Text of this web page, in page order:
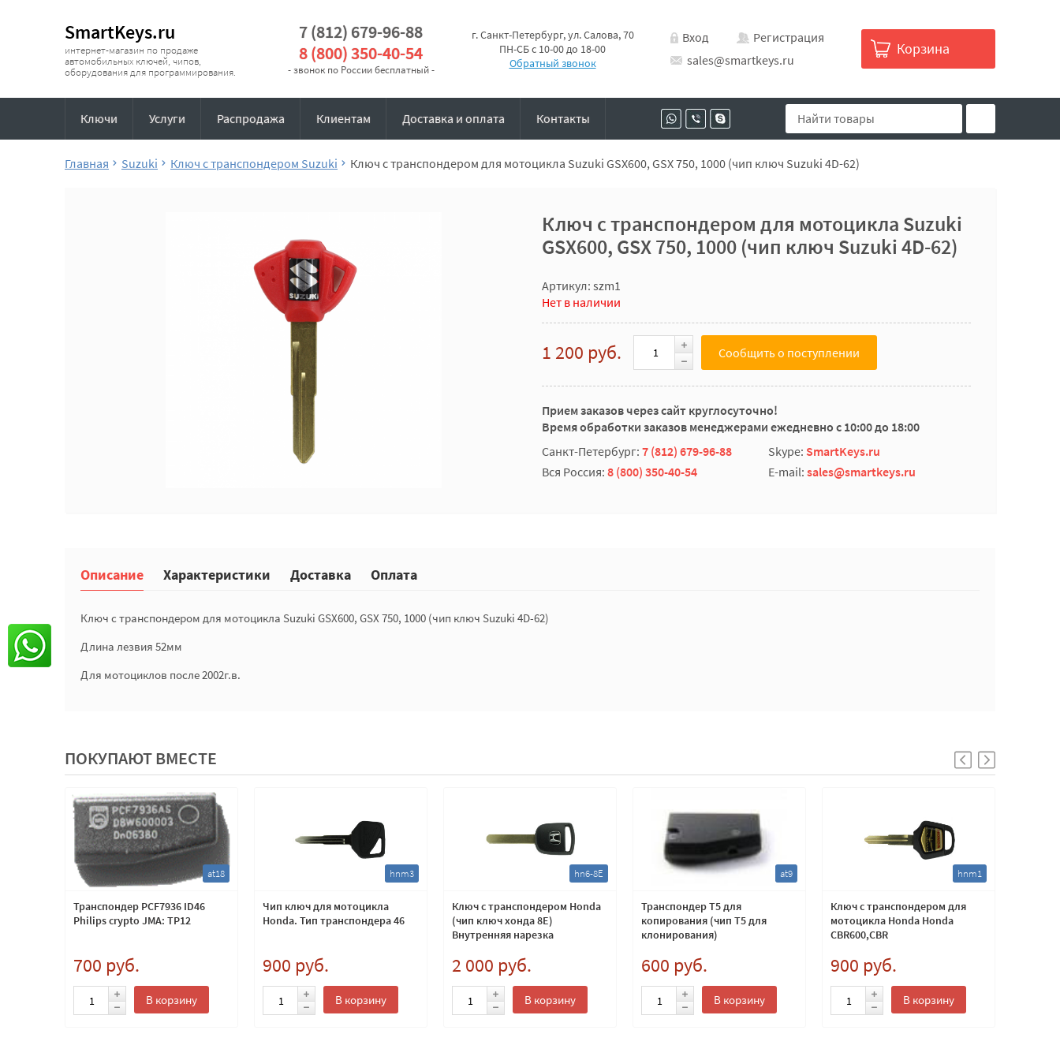
SmartKeys.ru
интернет-магазин по продаже
автомобильных ключей, чипов,
оборудования для программирования.
7 (812) 679-96-88
8 (800) 350-40-54
- звонок по России бесплатный -
г. Санкт-Петербург, ул. Салова, 70
ПН-СБ с 10-00 до 18-00
Обратный звонок
Вход
Регистрация
sales@smartkeys.ru
Корзина
Ключи Услуги Распродажа Клиентам Доставка и оплата Контакты
Главная Suzuki Ключ с транспондером Suzuki Ключ с транспондером для мотоцикла Suzuki GSX600, GSX 750, 1000 (чип ключ Suzuki 4D-62)
Ключ с транспондером для мотоцикла Suzuki
GSX600, GSX 750, 1000 (чип ключ Suzuki 4D-62)
Артикул: szm1
Нет в наличии
1 200 руб. Сообщить о поступлении
Прием заказов через сайт круглосуточно!
Время обработки заказов менеджерами ежедневно с 10:00 до 18:00
Санкт-Петербург: 7 (812) 679-96-88 Skype: SmartKeys.ru
Вся Россия: 8 (800) 350-40-54 E-mail: sales@smartkeys.ru
Описание Характеристики Доставка Оплата
Ключ с транспондером для мотоцикла Suzuki GSX600, GSX 750, 1000 (чип ключ Suzuki 4D-62)
Длина лезвия 52мм
Для мотоциклов после 2002г.в.
ПОКУПАЮТ ВМЕСТЕ
at18
Транспондер PCF7936 ID46
Philips crypto JMA: TP12
700 руб.
В корзину
hnm3
Чип ключ для мотоцикла
Honda. Тип транспондера 46
900 руб.
В корзину
hn6-8E
Ключ с транспондером Honda
(чип ключ хонда 8E)
Внутренняя нарезка
2 000 руб.
В корзину
at9
Транспондер T5 для
копирования (чип Т5 для
клонирования)
600 руб.
В корзину
hnm1
Ключ с транспондером для
мотоцикла Honda Honda
CBR600,CBR
600,900,1300.(чип ключ хонда
900 руб.
В корзину